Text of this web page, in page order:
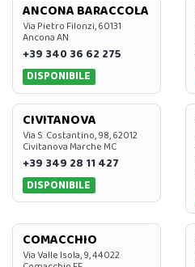
ANCONA BARACCOLA
Via Pietro Filonzi, 60131
Ancona AN
+39 340 36 62 275
DISPONIBILE
CIVITANOVA
Via S. Costantino, 98, 62012
Civitanova Marche MC
+39 349 28 11 427
DISPONIBILE
COMACCHIO
Via Valle Isola, 9, 44022